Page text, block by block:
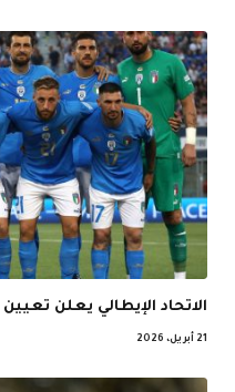
الاتحاد الإيطالي يعلن
21 أبريل، 2026